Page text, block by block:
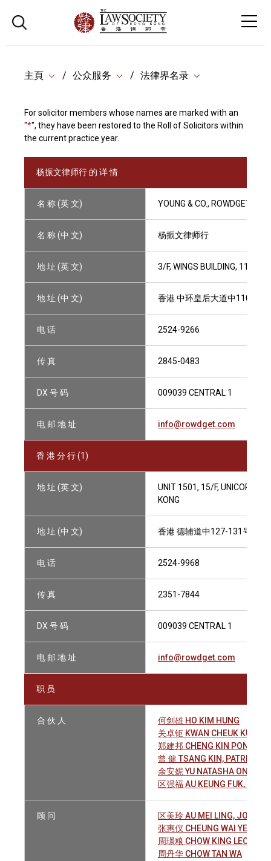
主頁 公众服务 法律界名录
For solicitor members whose names are marked with an
"*", they have been restored to the Roll of Solicitors within
the current practice year.
杨振文律师行 的 详 情
名 称 (英 文) YOUNG & CO., ROWDGET W.
名 称 (中 文) 杨振文律师行
地 址 (英 文) 3/F, WINGS BUILDING, 110-
地 址 (中 文) 香港 中环皇后大道中110-116
电 话 2524-9266
传 真 2845-0483
DX 号 码 009039 CENTRAL 1
电 邮 地 址 info@rowdget.com
香 港 分 行 (1)
地 址 (英 文)
UNIT 1501, 15/F, UNICORN
KONG
地 址 (中 文) 香港 德辅道中127-131号 有
电 话 2524-9968
传 真 2351-7844
DX 号 码 009039 CENTRAL 1
电 邮 地 址 info@rowdget.com
职 员
合 伙 人
何剑雄 HO KIM HUNG
关卓钜 KWAN CHEUK KUI
郑建邦 CHENG KIN PONG
曾 健 TSANG KIN, PATRICK
余安妮 YU NATASHA ON NEI
区强福 AU KEUNG FUK,
顾 问
区美玲 AU MEI LING, JOYCE
张惠仪 CHEUNG WAI YEE
周璟粮 CHOW KING LEONG
周丹华 CHOW TAN WA